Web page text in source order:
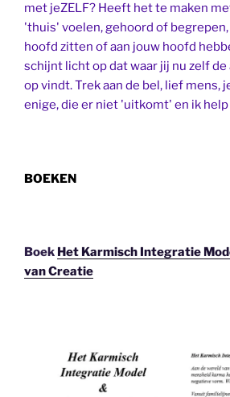
met jeZELF? Heeft het te maken
'thuis' voelen, gehoord of
hoofd zitten of aan jouw hoofd
schijnt licht op dat waar jij nu zelf
op vindt. Trek aan de bel, lief mens,
enige, die er niet 'uitkomt' en ik help
BOEKEN
Boek Het Karmisch Integratie
van Creatie